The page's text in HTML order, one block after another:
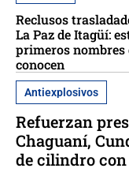
Reclusos
La Paz de Itagüí:
primeros nombres
conocen
Antiexplosivos
Refuerzan
Chaguaní,
de cilindro